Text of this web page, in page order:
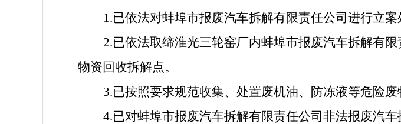
1.已依法对蚌埠市报废汽车拆解有限责任公司进行立
2.已依法取缔淮光三轮窑厂内蚌埠市报废汽车拆解有限
物资回收拆解点。
3.已按照要求规范收集、处置废机油、防冻液等危险废
4.已对蚌埠市报废汽车拆解有限责任公司非法报废汽